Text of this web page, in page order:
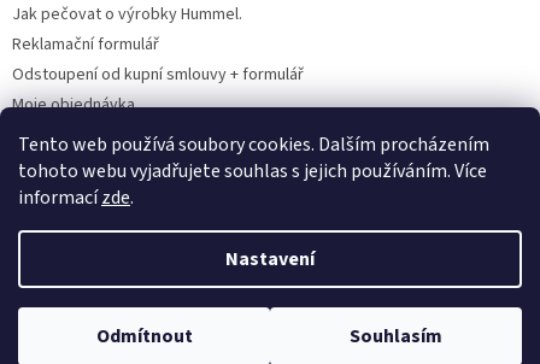
Tento web používá soubory cookies. Dalším procházením
tohoto webu vyjadřujete souhlas s jejich používáním. Více
informacízde.
Nastavení
Odmítnout Souhlasím
Jak pečovat o výrobky Hummel.
Reklamační formulář
Odstoupení od kupní smlouvy + formulář
Moje objednávka
Odstoupení od smlouvy
Copyright 2026www.hummel-kluby.cz. Všechna práva vyhrazena.
Upravit nastavení cookies